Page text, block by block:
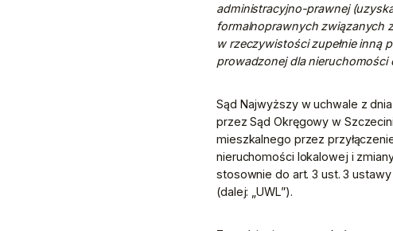
administracyjno-prawnej
formalnoprawnych związanych
w rzeczywistości zupełnie inną
prowadzonej dla nieruchomości
Sąd Najwyższy w uchwale z
przez Sąd Okręgowy w
mieszkalnego przez
nieruchomości lokalowej i
stosownie do art. 3 ust. 3 ustawy
(dalej: „UWL”).